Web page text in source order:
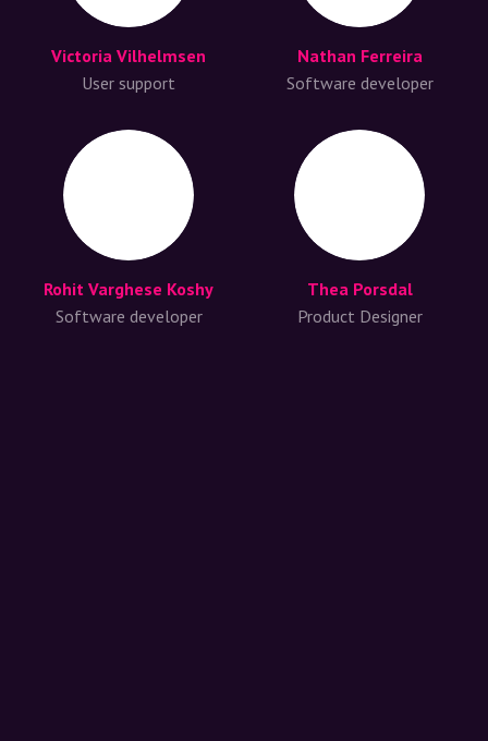
Victoria Vilhelmsen
User support
Nathan Ferreira
Software developer
Rohit Varghese Koshy
Software developer
Thea Porsdal
Product Designer